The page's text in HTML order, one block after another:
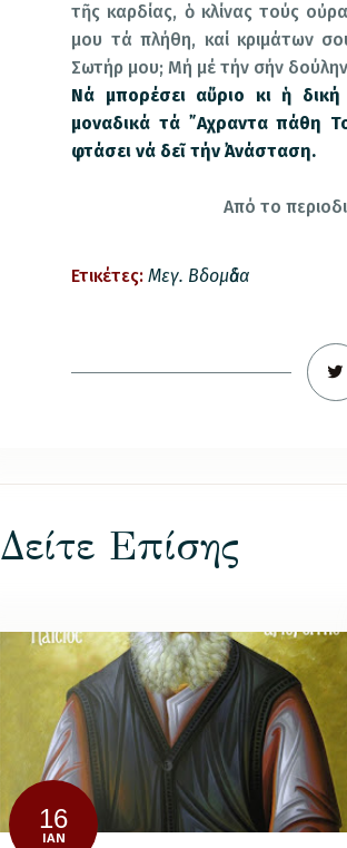
τῆς καρδίας, ὁ κλίνας τούς
μου τά πλήθη, καί κριμάτων
Σωτήρ μου; Μή μέ τήν σήν
Νά μπορέσει αὔριο κι ἡ
μοναδικά τά ῎Αχραντα πάθη
φτάσει νά δεῖ τήν ᾿Ανάσταση.
Από το
Ετικέτες: Μεγ. Βδομἀδα
Δείτε Επίσης
16
ΙΑΝ